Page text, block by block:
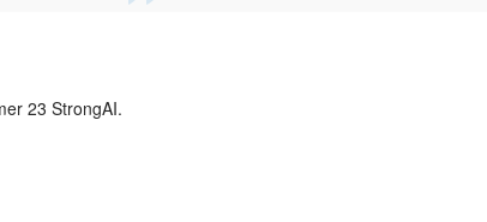
23 StrongAI.